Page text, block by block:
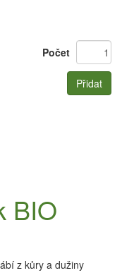
Počet
Přidat
BIO
z kůry a dužiny